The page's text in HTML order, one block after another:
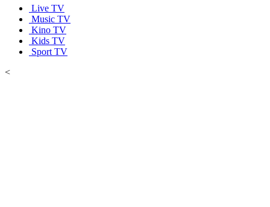
Live TV
Music TV
Kino TV
Kids TV
Sport TV
<